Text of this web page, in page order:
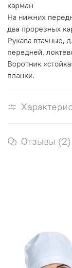
карман
На нижних
два прорезных
Рукава втачные,
передней,
Воротник
планки.
Отзывы (2)